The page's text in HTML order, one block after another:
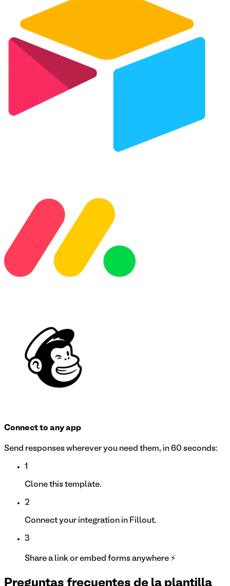
Connect to any app
Send responses wherever you need them, in 60 seconds:
1
Clone this template.
2
Connect your integration in Fillout.
3
Share a link or embed forms anywhere ⚡
Preguntas frecuentes de la plantilla